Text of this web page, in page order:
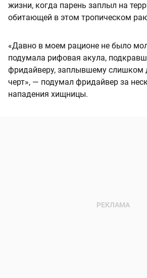
жизни, когда парень заплыл на
обитающей в этом тропическом
«Давно в моем рационе не было
подумала рифовая акула,
фридайверу, заплывшему слишком
черт», — подумал фридайвер за
нападения хищницы.